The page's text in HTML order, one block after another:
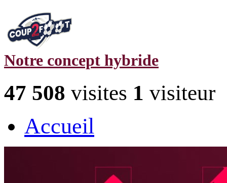
Notre concept hybride
47 508 visites 1 visiteur
Accueil